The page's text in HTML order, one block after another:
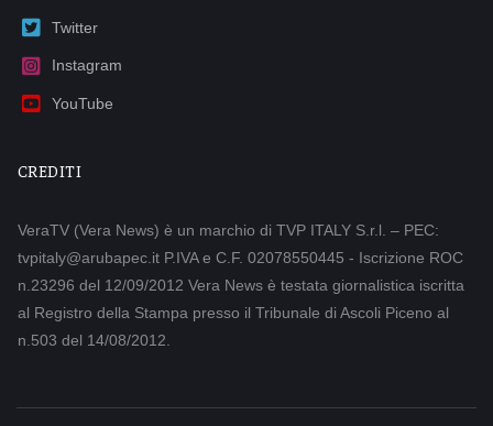
Twitter
Instagram
YouTube
CREDITI
VeraTV (Vera News) è un marchio di TVP ITALY S.r.l. – PEC:
tvpitaly@arubapec.it P.IVA e C.F. 02078550445 - Iscrizione ROC
n.23296 del 12/09/2012 Vera News è testata giornalistica iscritta
al Registro della Stampa presso il Tribunale di Ascoli Piceno al
n.503 del 14/08/2012.